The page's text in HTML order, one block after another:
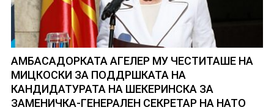
АМБАСАДОРКАТА АГЕЛЕР МУ ЧЕСТИТАШЕ НА
МИЦКОСКИ ЗА ПОДДРШКАТА НА
КАНДИДАТУРАТА НА ШЕКЕРИНСКА ЗА
ЗАМЕНИЧКА-ГЕНЕРАЛЕН СЕКРЕТАР НА НАТО